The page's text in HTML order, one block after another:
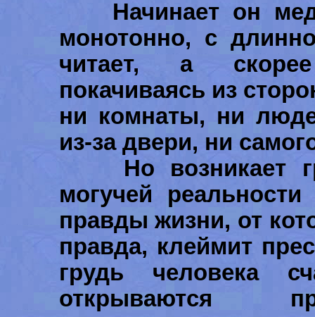
Начинает он
монотонно, с
читает, а скорее
покачиваясь из
ни комнаты, ни
из-за двери, ни
Но возникает
могучей
правды жизни, от
правда, клеймит
грудь человека
открываются